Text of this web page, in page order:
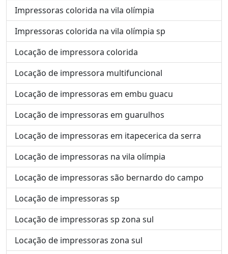
Impressoras colorida na vila olímpia
Impressoras colorida na vila olímpia sp
Locação de impressora colorida
Locação de impressora multifuncional
Locação de impressoras em embu guacu
Locação de impressoras em guarulhos
Locação de impressoras em itapecerica da serra
Locação de impressoras na vila olímpia
Locação de impressoras são bernardo do campo
Locação de impressoras sp
Locação de impressoras sp zona sul
Locação de impressoras zona sul